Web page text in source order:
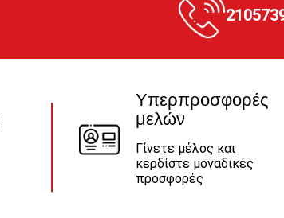
Υπερπροσφορές
μελών
Γίνετε μέλος και
κερδίστε μοναδικές
προσφορές